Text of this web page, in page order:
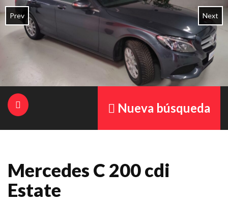
Prev Next
Nueva búsqueda
Mercedes C 200 cdi
Estate